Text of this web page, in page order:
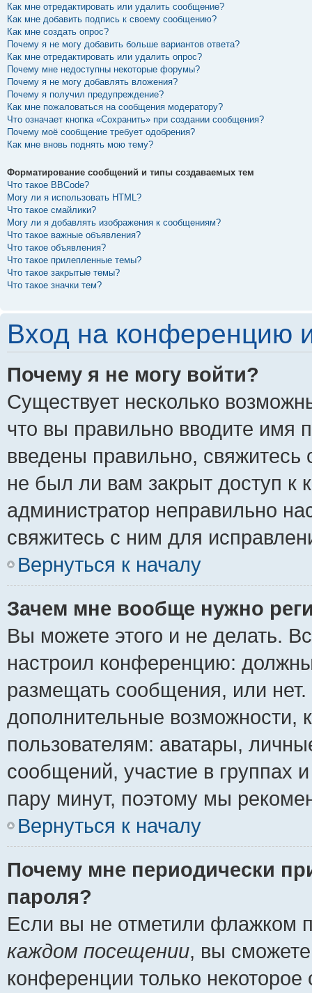
Как мне отредактировать или удалить сообщение?
Как мне добавить подпись к своему сообщению?
Как мне создать опрос?
Почему я не могу добавить больше вариантов ответа?
Как мне отредактировать или удалить опрос?
Почему мне недоступны некоторые форумы?
Почему я не могу добавлять вложения?
Почему я получил предупреждение?
Как мне пожаловаться на сообщения модератору?
Что означает кнопка «Сохранить» при создании сообщения?
Почему моё сообщение требует одобрения?
Как мне вновь поднять мою тему?
Форматирование сообщений и типы создаваемых тем
Что такое BBCode?
Могу ли я использовать HTML?
Что такое смайлики?
Могу ли я добавлять изображения к сообщениям?
Что такое важные объявления?
Что такое объявления?
Что такое прилепленные темы?
Что такое закрытые темы?
Что такое значки тем?
Вход на конференцию
Почему я не могу войти?
Существует несколько
что вы правильно вводите имя
введены правильно,
не был ли вам закрыт доступ к
администратор неправильно
свяжитесь с ним для
Вернуться к началу
Зачем мне вообще нужно
Вы можете этого и не делать.
настроил конференцию:
размещать сообщения, или
дополнительные
пользователям: аватары,
сообщений, участие в группах
пару минут, поэтому мы
Вернуться к началу
Почему мне периодически
пароля?
Если вы не отметили флажком
каждом посещении, вы
конференции только